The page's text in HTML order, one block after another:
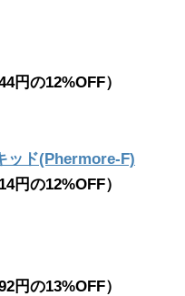
円の12%OFF）
ッド(Phermore-F)
円の12%OFF）
円の13%OFF）